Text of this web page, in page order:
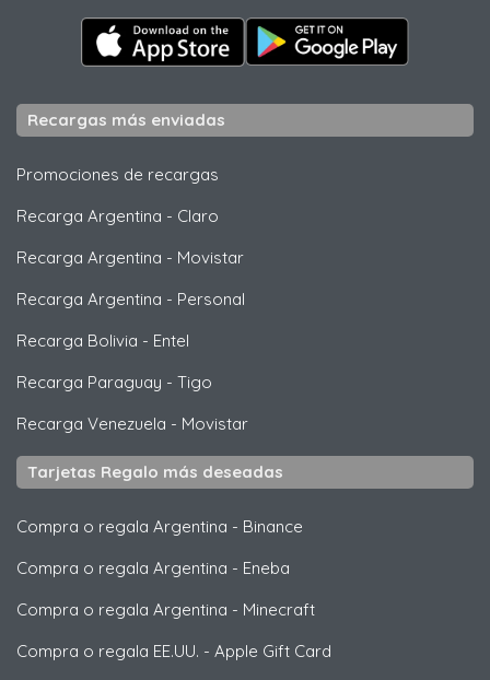
Recargas más enviadas
Promociones de recargas
Recarga Argentina - Claro
Recarga Argentina - Movistar
Recarga Argentina - Personal
Recarga Bolivia - Entel
Recarga Paraguay - Tigo
Recarga Venezuela - Movistar
Tarjetas Regalo más deseadas
Compra o regala Argentina - Binance
Compra o regala Argentina - Eneba
Compra o regala Argentina - Minecraft
Compra o regala EE.UU. - Apple Gift Card